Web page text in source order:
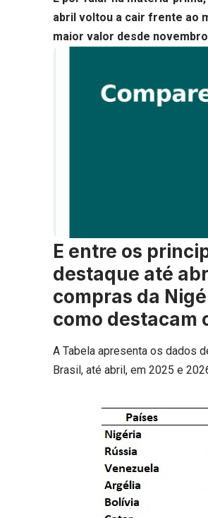
abril voltou a cair frente ao
maior valor desde novembro
E entre os
destaque até
compras da
como destacam
A Tabela apresenta os dados
Brasil, até abril, em 2025 e